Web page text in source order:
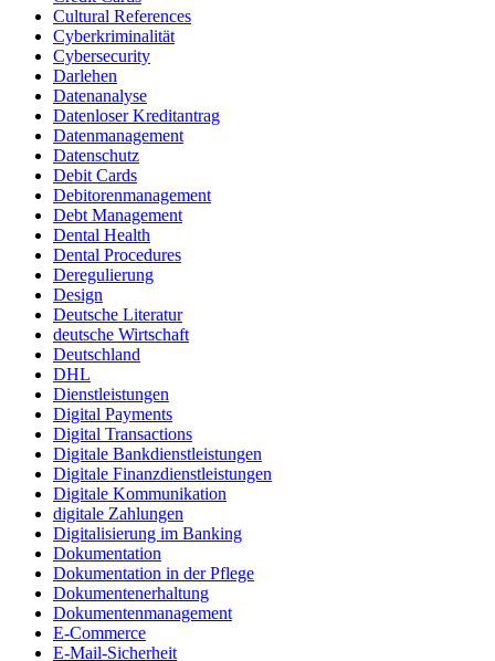
Cultural References
Cyberkriminalität
Cybersecurity
Darlehen
Datenanalyse
Datenloser Kreditantrag
Datenmanagement
Datenschutz
Debit Cards
Debitorenmanagement
Debt Management
Dental Health
Dental Procedures
Deregulierung
Design
Deutsche Literatur
deutsche Wirtschaft
Deutschland
DHL
Dienstleistungen
Digital Payments
Digital Transactions
Digitale Bankdienstleistungen
Digitale Finanzdienstleistungen
Digitale Kommunikation
digitale Zahlungen
Digitalisierung im Banking
Dokumentation
Dokumentation in der Pflege
Dokumentenerhaltung
Dokumentenmanagement
E-Commerce
E-Mail-Sicherheit